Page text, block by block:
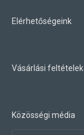
Elérhetőségeink
Vásárlási feltételek
Közösségi média